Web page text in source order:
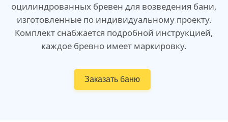
оцилиндрованных бревен для возведения бани,
изготовленные по индивидуальному проекту.
Комплект снабжается подробной инструкцией,
каждое бревно имеет маркировку.
Заказать баню